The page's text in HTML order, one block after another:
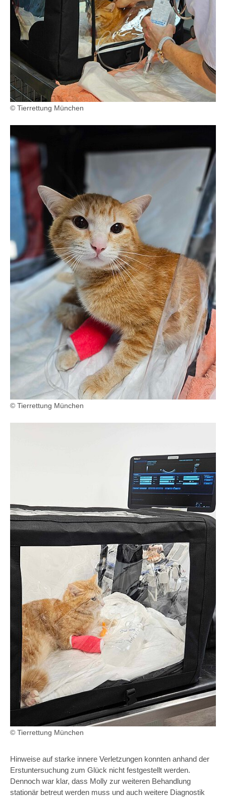
© Tierrettung München
© Tierrettung München
© Tierrettung München
Hinweise auf starke innere Verletzungen konnten anhand der
Erstuntersuchung zum Glück nicht festgestellt werden.
Dennoch war klar, dass Molly zur weiteren Behandlung
stationär betreut werden muss und auch weitere Diagnostik